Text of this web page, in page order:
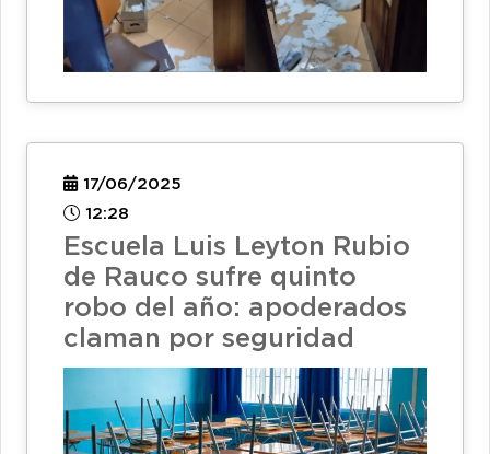
17/06/2025
12:28
Escuela Luis Leyton Rubio
de Rauco sufre quinto
robo del año: apoderados
claman por seguridad